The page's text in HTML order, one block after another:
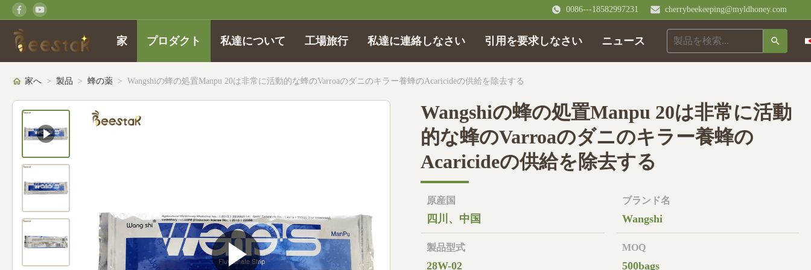
0086---18582997231 cherrybeekeeping@myldhoney.com
家 プロダクト 私達について 工場旅行 私達に連絡しなさい 引用を要求しなさい ニュース
家へ > 製品 > 蜂の薬 > Wangshiの蜂の処置Manpu 20は非常に活動的な蜂のVarroaのダニのキラー養蜂のAcaricideの供給を除去する
Wangshiの蜂の処置Manpu 20は非常に活動
的な蜂のVarroaのダニのキラー養蜂の
Acaricideの供給を除去する
原産国
四川、中国
ブランド名
Wangshi
製品型式
28W-02
MOQ
500bags